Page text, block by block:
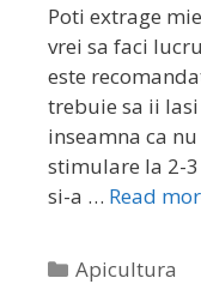
Poti extrage
vrei sa faci
este
trebuie sa ii
inseamna ca
stimulare la 2-
si-a … Read
Apicultura